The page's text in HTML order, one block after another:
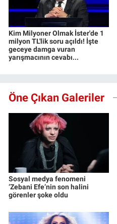
Kim Milyoner Olmak İster'de 1
milyon TL'lik soru açıldı! İşte
geceye damga vuran
yarışmacının cevabı...
Öne Çıkan Galeriler
Sosyal medya fenomeni
‘Zebani Efe’nin son halini
görenler şoke oldu